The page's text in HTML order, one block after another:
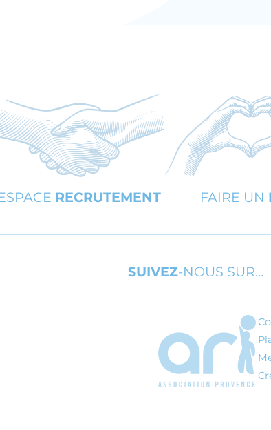
RECRUTEMENT FAIRE UN
SUIVEZ-NOUS SUR…
ARI -